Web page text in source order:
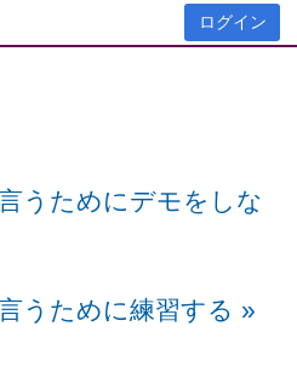
ログイン
うためにデモをしな
うために練習する »